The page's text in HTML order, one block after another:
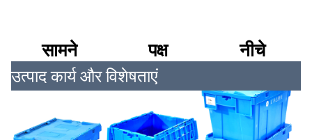
सामने पक्ष नीचे
उत्पाद कार्य और विशेषताएं